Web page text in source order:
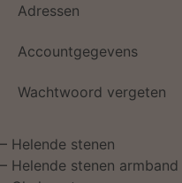
Adressen
Accountgegevens
Wachtwoord vergeten
– Helende stenen
– Helende stenen armband